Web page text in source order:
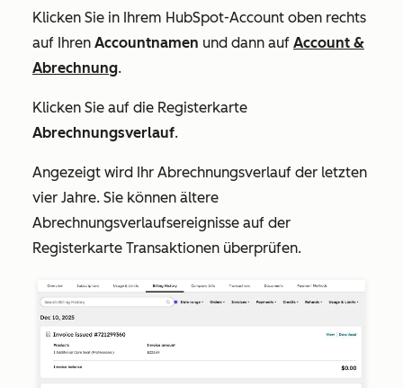
Klicken Sie in Ihrem HubSpot-Account oben rechts
auf Ihren Accountnamen und dann auf Account &
Abrechnung.
Klicken Sie auf die Registerkarte
Abrechnungsverlauf.
Angezeigt wird Ihr Abrechnungsverlauf der letzten
vier Jahre. Sie können ältere
Abrechnungsverlaufsereignisse auf der
Registerkarte Transaktionen überprüfen.